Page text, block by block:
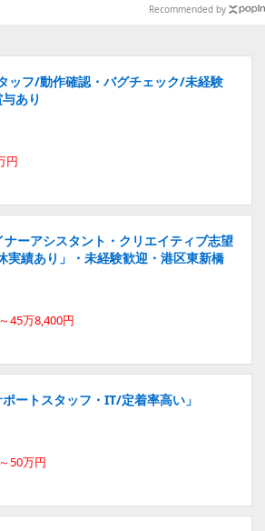
Recommended by
ッフ/動作確認・バグチェック/未経験
あり
円
ーアシスタント・クリエイティブ志望
実績あり」・未経験歓迎・港区東新橋
45万8,400円
ートスタッフ・IT/定着率高い」
50万円